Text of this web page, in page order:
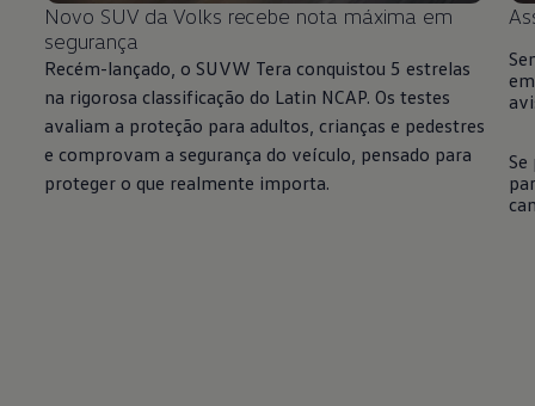
Novo SUV da Volks recebe nota máxima em
segurança
Recém-lançado, o SUVW Tera conquistou 5 estrelas
na rigorosa classificação do Latin NCAP. Os testes
avaliam a proteção para adultos, crianças e pedestres
e comprovam a segurança do veículo, pensado para
proteger o que realmente importa.